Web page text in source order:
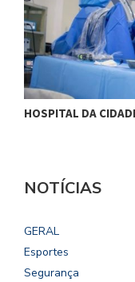
HOSPITAL DA
NOTÍCIAS
GERAL
Esportes
Segurança